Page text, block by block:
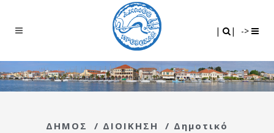
| | ->
ΔΗΜΟΣ / ΔΙΟΙΚΗΣΗ / Δημοτικό